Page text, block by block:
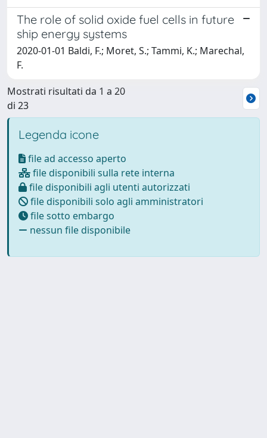
The role of solid oxide fuel cells in future
ship energy systems
2020-01-01 Baldi, F.; Moret, S.; Tammi, K.; Marechal,
F.
Mostrati risultati da 1 a 20
di 23
Legenda icone
file ad accesso aperto
file disponibili sulla rete interna
file disponibili agli utenti autorizzati
file disponibili solo agli amministratori
file sotto embargo
nessun file disponibile